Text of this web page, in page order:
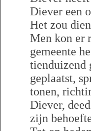
Diever een
Het zou
Men kon er
gemeente
tienduizend
geplaatst,
tonen,
Diever,
zijn